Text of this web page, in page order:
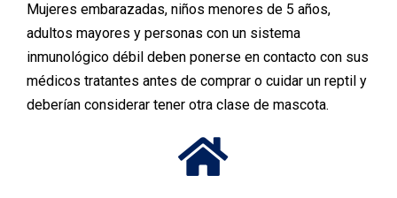
Mujeres embarazadas, niños menores de 5 años,
adultos mayores y personas con un sistema
inmunológico débil deben ponerse en contacto con sus
médicos tratantes antes de comprar o cuidar un reptil y
deberían considerar tener otra clase de mascota.